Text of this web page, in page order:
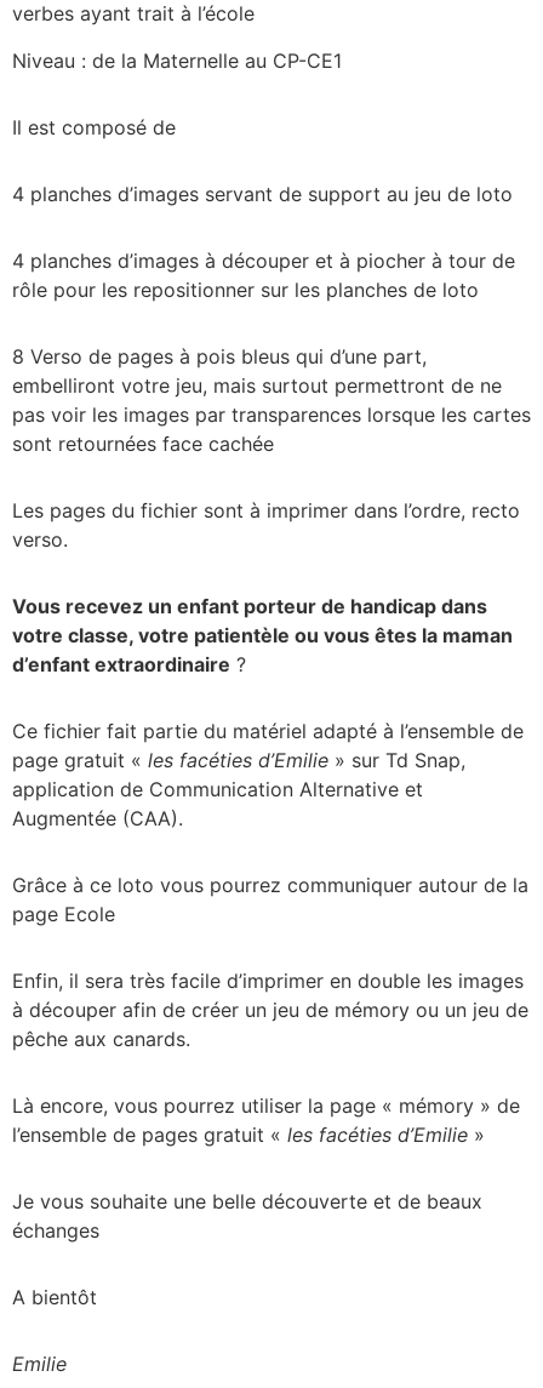
verbes ayant trait à l’école
Niveau : de la Maternelle au CP-CE1
Il est composé de
4 planches d’images servant de support au jeu de loto
4 planches d’images à découper et à piocher à tour de
rôle pour les repositionner sur les planches de loto
8 Verso de pages à pois bleus qui d’une part,
embelliront votre jeu, mais surtout permettront de ne
pas voir les images par transparences lorsque les cartes
sont retournées face cachée
Les pages du fichier sont à imprimer dans l’ordre, recto
verso.
Vous recevez un enfant porteur de handicap dans
votre classe, votre patientèle ou vous êtes la maman
d’enfant extraordinaire ?
Ce fichier fait partie du matériel adapté à l’ensemble de
page gratuit « les facéties d’Emilie » sur Td Snap,
application de Communication Alternative et
Augmentée (CAA).
Grâce à ce loto vous pourrez communiquer autour de la
page Ecole
Enfin, il sera très facile d’imprimer en double les images
à découper afin de créer un jeu de mémory ou un jeu de
pêche aux canards.
Là encore, vous pourrez utiliser la page « mémory » de
l’ensemble de pages gratuit « les facéties d’Emilie »
Je vous souhaite une belle découverte et de beaux
échanges
A bientôt
Emilie